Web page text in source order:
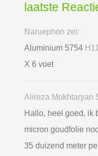
laatste
Naruephon zei:
Aluminium 5754
X 6 voet
Alireza Mokhtaryan
Hallo, heel goed, ik
micron goudfolie
35 duizend meter